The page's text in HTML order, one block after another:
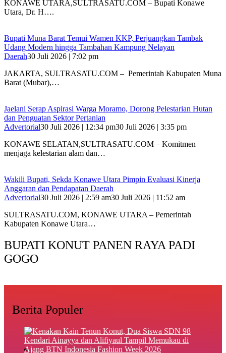
‎KONAWE UTARA,SULTRASATU.COM – Bupati Konawe
Utara, Dr. H….
‎Bupati Muna Barat Temui Wamen KKP, Perjuangkan Tambak
Udang Modern hingga Tambahan Kampung Nelayan
Daerah30 Juli 2026 | 7:02 pm
‎JAKARTA, SULTRASATU.COM – Pemerintah Kabupaten Muna
Barat (Mubar),…
Jaelani Serap Aspirasi Warga Moramo, Dorong Pelestarian Hutan
dan Penguatan Sektor Pertanian
Advertorial30 Juli 2026 | 12:34 pm30 Juli 2026 | 3:35 pm
KONAWE SELATAN,SULTRASATU.COM – Komitmen
menjaga kelestarian alam dan…
Wakili Bupati, Sekda Konawe Utara Pimpin Evaluasi Kinerja
Anggaran dan Pendapatan Daerah
Advertorial30 Juli 2026 | 2:59 am30 Juli 2026 | 11:52 am
SULTRASATU.COM, KONAWE UTARA – Pemerintah
Kabupaten Konawe Utara…
BUPATI KONUT PANEN RAYA PADI
GOGO
Berita Populer